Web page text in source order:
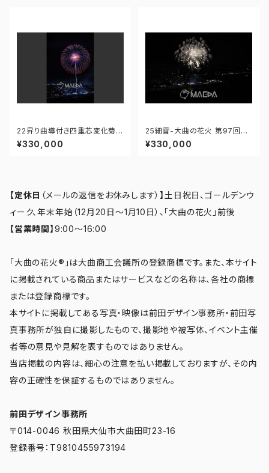
22昇り曲導付き四重芯変化菊-
大曲の花火 第97回全国花火競
技大会 - 176671211943597
¥330,000
25細雪-大曲の花火 第97回全
国花火競技大会 - 176671212
319190
¥330,000
【定休日 （メールの返信をお休みします）】 土日祝日、ゴールデンウ
ィーク、年末年始（12月20日～1月10日）、「大曲の花火」前後
【営業時間】 9:00～16:00
「大曲の花火®」は大曲商工会議所の登録商標です。また、本サイト
に掲載されている商品またはサービスなどの名称は、各社の商標
または登録商標です。
本サイトに掲載してある写真・映像は前田デザイン事務所・前田写
真事務所が独自に撮影したもので、撮影地や被写体、イベント主催
者等の意見や見解を表すものではありません。
当店掲載の内容は、細心の注意を払い掲載しておりますが、その内
容の正確性を保証するものではありません。
前田デザイン事務所
〒014-0046 秋田県大仙市大曲田町23-16
登録番号：T9810455973194